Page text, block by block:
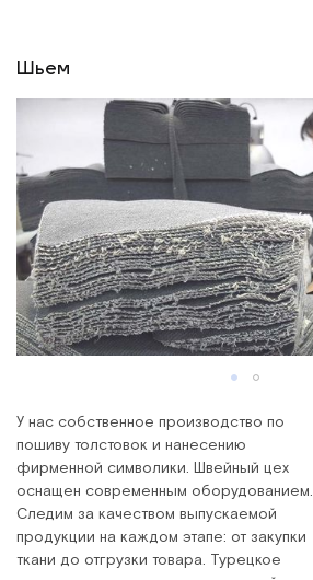
У нас собственное производство по
пошиву толстовок и нанесению
фирменной символики. Швейный цех
оснащен современным оборудованием.
Следим за качеством выпускаемой
продукции на каждом этапе: от закупки
ткани до отгрузки товара. Турецкое
Шьем